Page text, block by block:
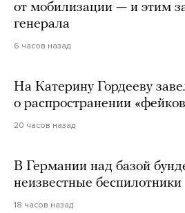
от мобилизации — и этим
генерала
6 часов назад
На Катерину Гордееву
о распространении
20 часов назад
В Германии над базой
неизвестные беспилотники
18 часов назад